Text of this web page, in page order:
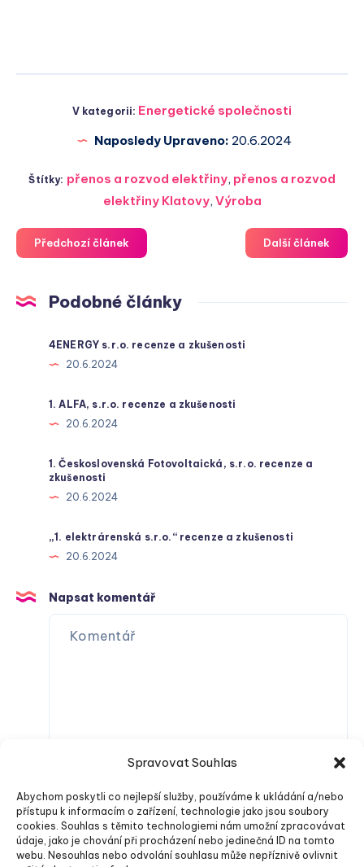
Spravovat Souhlas
Abychom poskytli co nejlepší služby, používáme k ukládání a/nebo
přístupu k informacím o zařízení, technologie jako jsou soubory
cookies. Souhlas s těmito technologiemi nám umožní zpracovávat
údaje, jako je chování při procházení nebo jedinečná ID na tomto
webu. Nesouhlas nebo odvolání souhlasu může nepříznivě ovlivnit
V kategorii: Energetické společnosti
Naposledy Upraveno: 20.6.2024
Štítky: přenos a rozvod elektřiny, přenos a rozvod
elektřiny Klatovy, Výroba
Předchozí článek Další článek
Podobné články
4ENERGY s.r.o. recenze a zkušenosti
20.6.2024
1. ALFA, s.r.o. recenze a zkušenosti
20.6.2024
1. Československá Fotovoltaická, s.r.o. recenze a
zkušenosti
20.6.2024
„1. elektrárenská s.r.o.“ recenze a zkušenosti
20.6.2024
Napsat komentář